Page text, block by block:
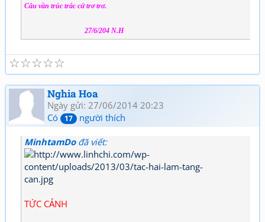
Câu vần trúc trắc cứ trơ trơ.
27/6/204 N.H
☆
☆
☆
☆
☆
Nghia Hoa
Ngày gửi: 27/06/2014 20:23
Có
17 người thích
MinhtamDođã viết:
TỨC CẢNH